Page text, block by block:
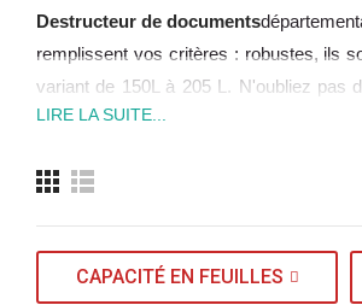
Destructeur de documents
remplissent vos critères : robustes, ils
variant de 150L à 205 L. N'oubliez pas
conseil au 04 72 17 19 00 !
LIRE LA SUITE...
CAPACITÉ EN FEUILLES